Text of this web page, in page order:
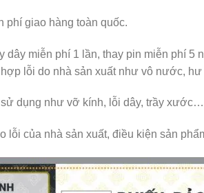
giao hàng toàn quốc.
dây miễn phí 1 lần, thay pin miễn phí 5
lỗi do nhà sản xuất như vô nước, hư
dụng như vỡ kính, lỗi dây, trầy xước…
lỗi của nhà sản xuất, điều kiện sản